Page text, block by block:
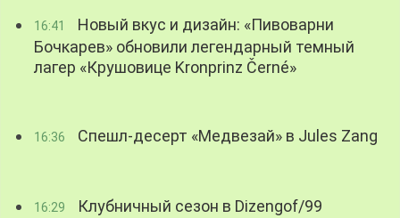
16:41
Новый вкус и дизайн: «Пивоварни
Бочкарев» обновили легендарный темный
лагер «Крушовице Kronprinz Černé»
16:36 Спешл-десерт «Медвезай» в Jules Zang
16:29 Клубничный сезон в Dizengof/99